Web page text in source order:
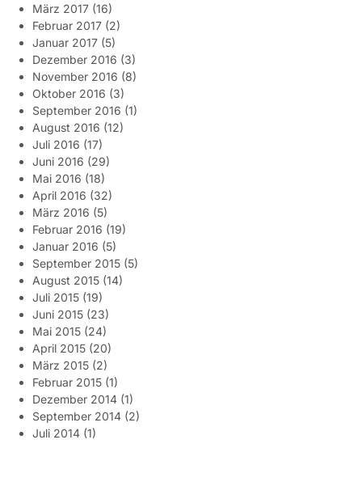
März 2017 (16)
Februar 2017 (2)
Januar 2017 (5)
Dezember 2016 (3)
November 2016 (8)
Oktober 2016 (3)
September 2016 (1)
August 2016 (12)
Juli 2016 (17)
Juni 2016 (29)
Mai 2016 (18)
April 2016 (32)
März 2016 (5)
Februar 2016 (19)
Januar 2016 (5)
September 2015 (5)
August 2015 (14)
Juli 2015 (19)
Juni 2015 (23)
Mai 2015 (24)
April 2015 (20)
März 2015 (2)
Februar 2015 (1)
Dezember 2014 (1)
September 2014 (2)
Juli 2014 (1)